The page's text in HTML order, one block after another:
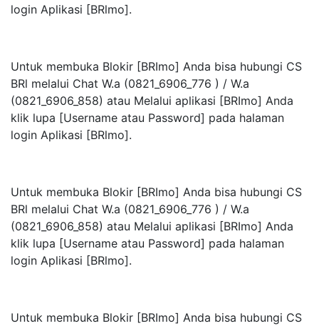
login Aplikasi [BRlmo].
Untuk membuka Blokir [BRImo] Anda bisa hubungi CS
BRl melalui Chat W.a (0821_6906_776 ) / W.a
(0821_6906_858) atau Melalui aplikasi [BRImo] Anda
klik lupa [Username atau Password] pada halaman
login Aplikasi [BRlmo].
Untuk membuka Blokir [BRImo] Anda bisa hubungi CS
BRl melalui Chat W.a (0821_6906_776 ) / W.a
(0821_6906_858) atau Melalui aplikasi [BRImo] Anda
klik lupa [Username atau Password] pada halaman
login Aplikasi [BRlmo].
Untuk membuka Blokir [BRImo] Anda bisa hubungi CS